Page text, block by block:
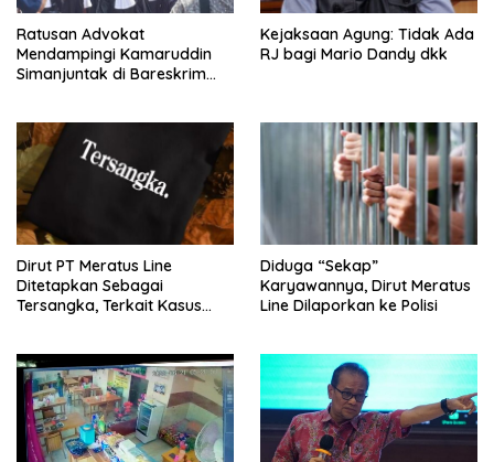
Ratusan Advokat
Mendampingi Kamaruddin
Simanjuntak di Bareskrim
Kejaksaan Agung: Tidak Ada
RJ bagi Mario Dandy dkk
Dirut PT Meratus Line
Ditetapkan Sebagai
Tersangka, Terkait Kasus
Diduga “Sekap”
Karyawannya, Dirut Meratus
Line Dilaporkan ke Polisi